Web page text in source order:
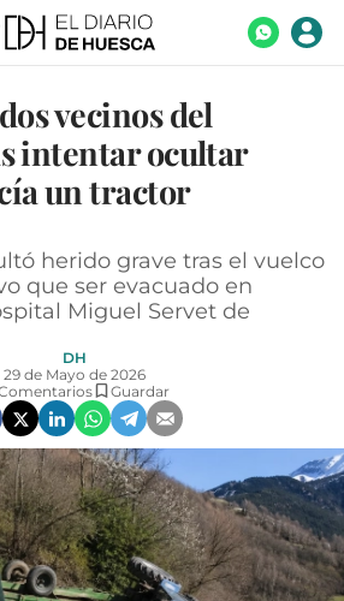
vecinos del
intentar ocultar
un tractor
herido grave tras el vuelco
que ser evacuado en
Miguel Servet de
DH
29 de Mayo de 2026
Guardar